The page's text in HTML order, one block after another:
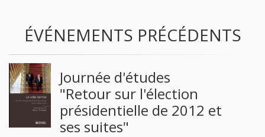
ÉVÉNEMENTS PRÉCÉDENTS
Journée d'études
"Retour sur l'élection
présidentielle de 2012 et
ses suites"